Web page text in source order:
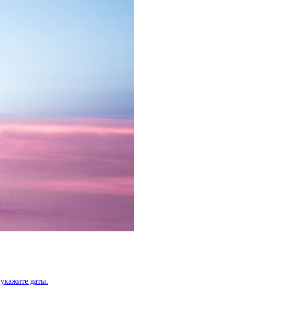
укажите даты.